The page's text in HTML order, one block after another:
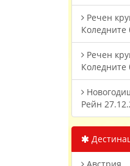
Речен
Коледните
Речен
Коледните
Рейн